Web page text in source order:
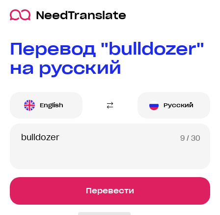
NeedTranslate
Перевод "bulldozer"
на русский
English Русский
9 / 30
Перевести